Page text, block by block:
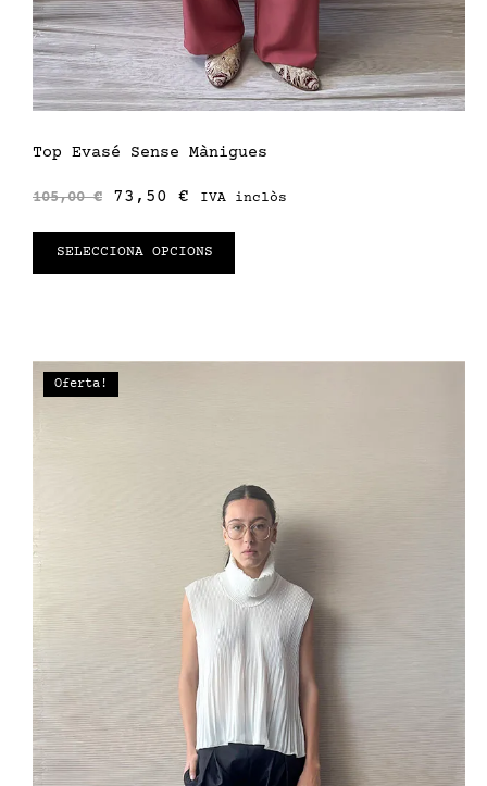
Top Evasé Sense Mànigues
105,00€ 73,50 € IVA inclòs
SELECCIONA OPCIONS
Oferta!